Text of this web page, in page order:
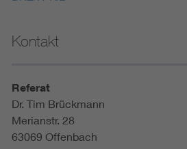
Kontakt
Referat
Dr. Tim Brückmann
Merianstr. 28
63069 Offenbach